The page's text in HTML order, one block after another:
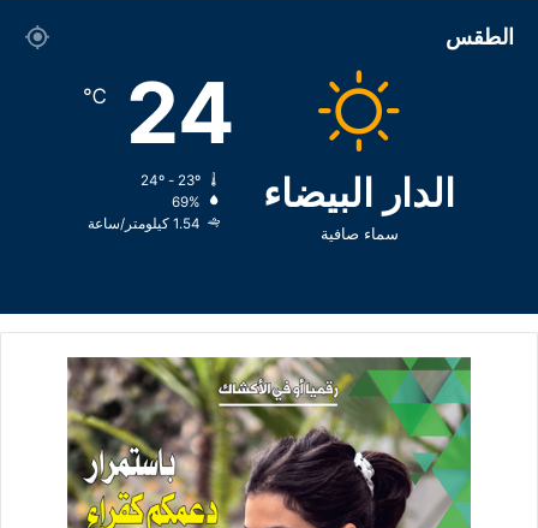
الطقس
الدار البيضاء
سماء صافية
24
℃
69%
1.54 كيلومتر/ساعة